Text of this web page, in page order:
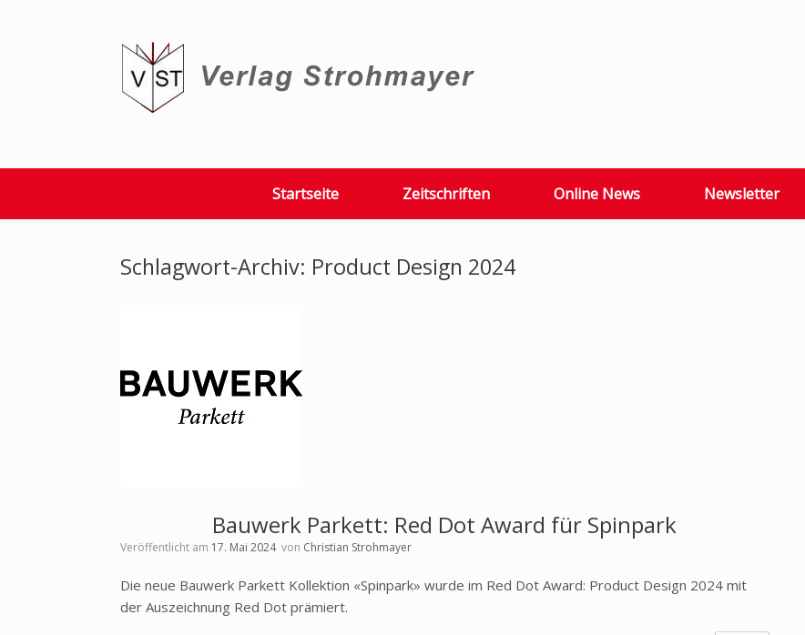
Startseite Zeitschriften Online News Newsletter
Schlagwort-Archiv: Product Design 2024
Bauwerk Parkett: Red Dot Award für Spinpark
Veröffentlicht am 17. Mai 2024 von Christian Strohmayer
Die neue Bauwerk Parkett Kollektion «Spinpark» wurde im Red Dot Award: Product Design 2024 mit
der Auszeichnung Red Dot prämiert.